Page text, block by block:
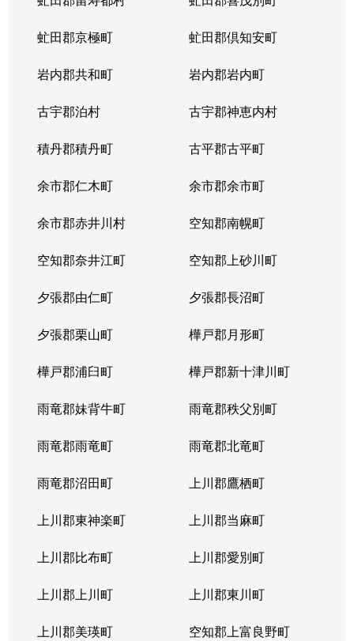
虻田郡京極町 虻田郡倶知安町
岩内郡共和町 岩内郡岩内町
古宇郡泊村 古宇郡神恵内村
積丹郡積丹町 古平郡古平町
余市郡仁木町 余市郡余市町
余市郡赤井川村 空知郡南幌町
空知郡奈井江町 空知郡上砂川町
夕張郡由仁町 夕張郡長沼町
夕張郡栗山町 樺戸郡月形町
樺戸郡浦臼町 樺戸郡新十津川町
雨竜郡妹背牛町 雨竜郡秩父別町
雨竜郡雨竜町 雨竜郡北竜町
雨竜郡沼田町 上川郡鷹栖町
上川郡東神楽町 上川郡当麻町
上川郡比布町 上川郡愛別町
上川郡上川町 上川郡東川町
上川郡美瑛町 空知郡上富良野町